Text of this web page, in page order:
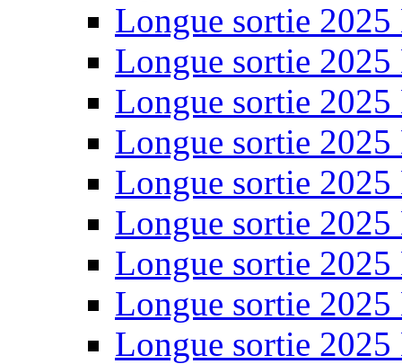
Longue sortie 2025
Longue sortie 2025
Longue sortie 2025
Longue sortie 2025
Longue sortie 2025
Longue sortie 2025
Longue sortie 2025
Longue sortie 2025
Longue sortie 2025